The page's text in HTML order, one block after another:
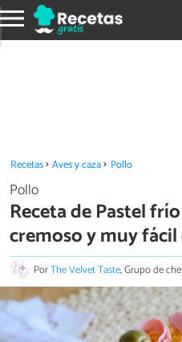
Recetas Aves y caza Pollo
Pollo
Receta de Pastel
cremoso y muy
PorThe Velvet Taste, Grupo de